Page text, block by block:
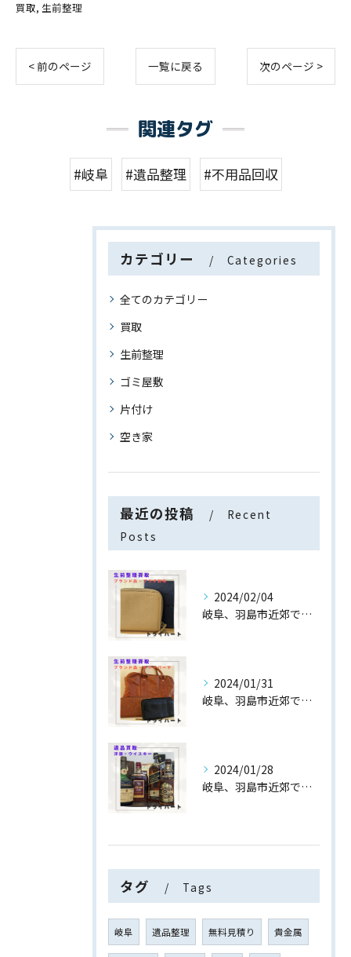
買取 生前整理
< 前のページ 一覧に戻る 次のページ >
関連タグ
#岐阜 #遺品整理 #不用品回収
カテゴリー Categories
全てのカテゴリー
買取
生前整理
ゴミ屋敷
片付け
空き家
最近の投稿
Recent
Posts
2024/02/04
岐阜、羽島市近郊でブランド財布の生前整理・買取なら【トライハ...
2024/01/31
岐阜、羽島市近郊でブランドバッグ・財布の生前整理・買取なら【...
2024/01/28
岐阜、羽島市近郊でお酒/洋酒/ウイスキーの遺品整理・買取なら...
タグ Tags
岐阜 遺品整理 無料見積り 貴金属